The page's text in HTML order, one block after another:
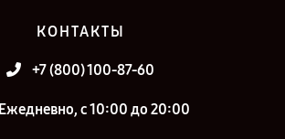
КОНТАКТЫ
+7 (800) 100-87-60
Ежедневно, с 10:00 до 20:00